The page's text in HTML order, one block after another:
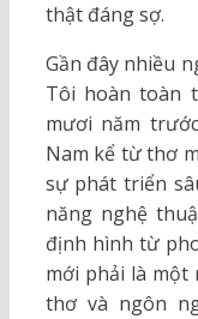
thật đáng sợ.
Gần đây nhiều
Tôi hoàn toàn
mươi năm
Nam kể từ thơ
sự phát triển
năng nghệ
định hình từ
mới phải là một
thơ và ngôn